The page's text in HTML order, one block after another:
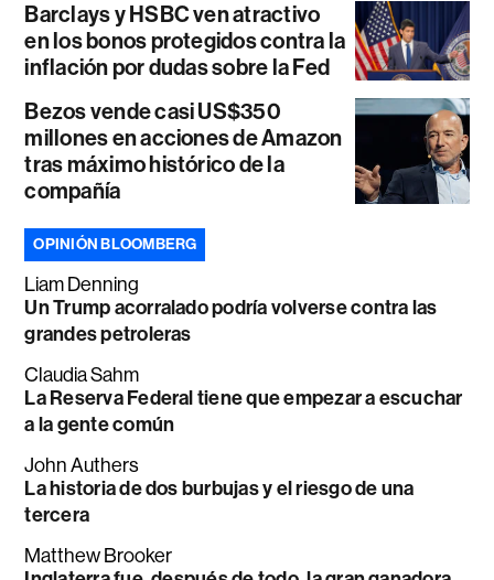
Barclays y HSBC ven atractivo
en los bonos protegidos contra la
inflación por dudas sobre la Fed
Bezos vende casi US$350
millones en acciones de Amazon
tras máximo histórico de la
compañía
OPINIÓN BLOOMBERG
Liam Denning
Un Trump acorralado podría volverse contra las
grandes petroleras
Claudia Sahm
La Reserva Federal tiene que empezar a escuchar
a la gente común
John Authers
La historia de dos burbujas y el riesgo de una
tercera
Matthew Brooker